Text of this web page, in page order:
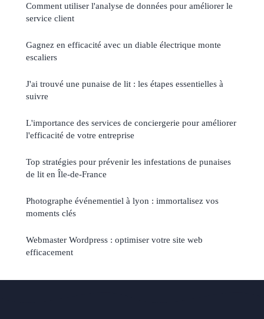
Comment utiliser l'analyse de données pour améliorer le
service client
Gagnez en efficacité avec un diable électrique monte
escaliers
J'ai trouvé une punaise de lit : les étapes essentielles à
suivre
L'importance des services de conciergerie pour améliorer
l'efficacité de votre entreprise
Top stratégies pour prévenir les infestations de punaises
de lit en Île-de-France
Photographe événementiel à lyon : immortalisez vos
moments clés
Webmaster Wordpress : optimiser votre site web
efficacement